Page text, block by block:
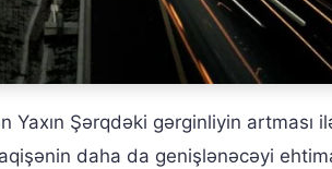
Şərqdəki gərginliyin artması
daha da genişlənəcəyi